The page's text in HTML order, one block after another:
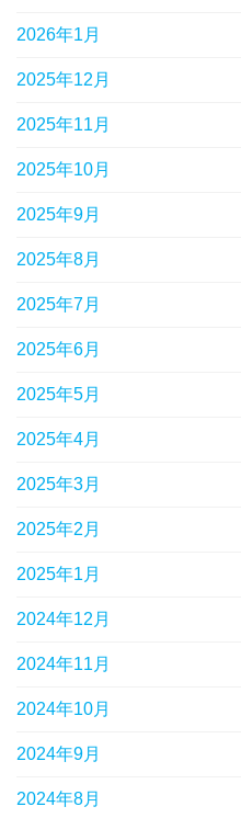
2026年1月
2025年12月
2025年11月
2025年10月
2025年9月
2025年8月
2025年7月
2025年6月
2025年5月
2025年4月
2025年3月
2025年2月
2025年1月
2024年12月
2024年11月
2024年10月
2024年9月
2024年8月